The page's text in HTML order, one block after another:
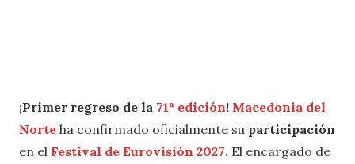
¡Primer regreso de la 71ª edición! Macedonia del
Norte ha confirmado oficialmente su participación
en el Festival de Eurovisión 2027. El encargado de